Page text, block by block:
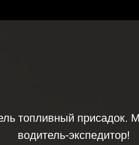
топливный присадок.
водитель-экспедитор!